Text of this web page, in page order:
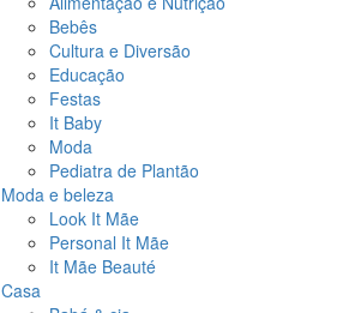
Bebês
Cultura e Diversão
Educação
Festas
It Baby
Moda
Pediatra de Plantão
Moda e beleza
Look It Mãe
Personal It Mãe
It Mãe Beauté
Casa